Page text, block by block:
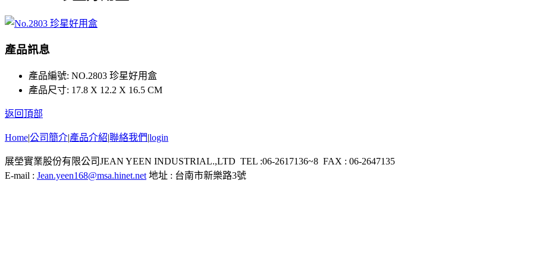
產品訊息
產品編號: NO.2803 珍星好用盒
產品尺寸: 17.8 X 12.2 X 16.5 CM
返回頂部
Home|公司簡介|產品介紹|聯絡我們|login
展塋實業股份有限公司JEAN YEEN INDUSTRIAL.,LTD TEL :06-2617136~8 FAX : 06-2647135
E-mail : Jean.yeen168@msa.hinet.net 地址 : 台南市新樂路3號